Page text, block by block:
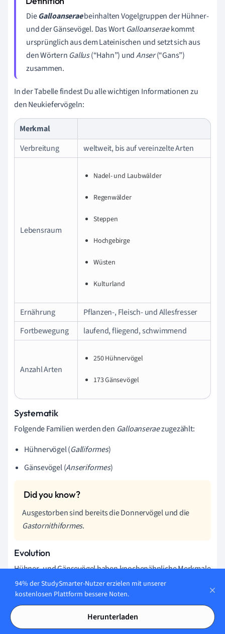
DieGalloanseraebeinhalten Vogelgruppen der Hühner-
und der Gänsevögel. Das Wort Galloanseraekommt
ursprünglich aus dem Lateinischen und setzt sich aus
den Wörtern Gallus(“Hahn”) undAnser(“Gans”)
zusammen.
In der Tabelle findest Du alle wichtigen Informationen zu
den Neukiefervögeln:
Merkmal
Verbreitung
weltweit, bis auf vereinzelte Arten
Lebensraum
Nadel- und Laubwälder
Regenwälder
Steppen
Hochgebirge
Wüsten
Kulturland
Ernährung
Pflanzen-, Fleisch- und Allesfresser
Fortbewegung
laufend, fliegend, schwimmend
Anzahl Arten
250 Hühnervögel
173 Gänsevögel
Systematik
Folgende Familien werden den Galloanseraezugezählt:
Hühnervögel (Galliformes)
Gänsevögel (Anseriformes)
Ausgestorben sind bereits die Donnervögel und die
Gastornithiformes.
Evolution
Hühner- und Gänsevögel haben knochenähnliche Merkmale
im Schädel, wodurch ihre Verwandtschaft bestimmt werden
kann. Jedoch kann diese auch in genetischen Analysen
nachgewiesen werden.
94% der StudySmarter-Nutzer erzielen mit unserer
kostenlosen Plattform bessere Noten.
Herunterladen